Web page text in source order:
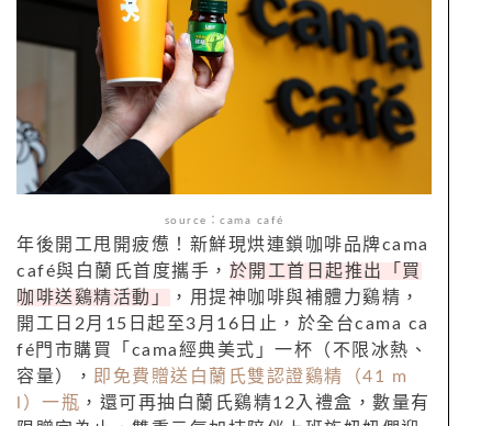
source：cama café
年後開工甩開疲憊！新鮮現烘連鎖咖啡品牌cama
café與白蘭氏首度攜手， 於開工首日起推出「買
咖啡送鷄精活動」
，用提神咖啡與補體力鷄精，
開工日 2月 15 日起至3月 16 日止，於全台cama ca
fé門市購買「 cama經典美式」一杯（不限冰熱、
容量）， 即免費贈送白蘭氏雙認證鷄精（41 m
）一瓶 ，還可再抽白蘭氏鷄精12入禮盒，數量有